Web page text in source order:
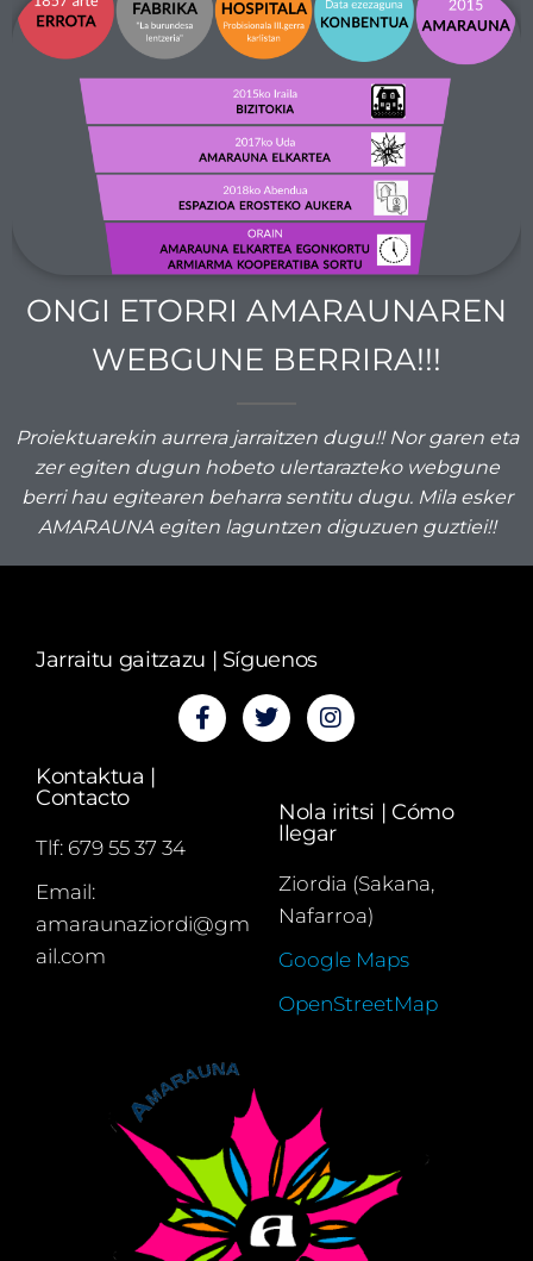
ONGI ETORRI AMARAUNAREN
WEBGUNE BERRIRA!!!
Proiektuarekin aurrera jarraitzen dugu!! Nor garen eta
zer egiten dugun hobeto ulertarazteko webgune
berri hau egitearen beharra sentitu dugu. Mila esker
AMARAUNA egiten laguntzen diguzuen guztiei!!
Jarraitu gaitzazu | Síguenos
Kontaktua |
Contacto
Tlf: 679 55 37 34
Email:
amaraunaziordi@gm
ail.com
Nola iritsi | Cómo
llegar
Ziordia (Sakana,
Nafarroa)
Google Maps
OpenStreetMap